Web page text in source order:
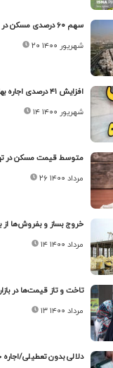
سهم ۶۰ درصدی مسکن در سبد خانوار
۲۰ شهریور ۱۴۰۰
افزایش ۴۱ درصدی اجاره بها در کشور
۱۴ شهریور ۱۴۰۰
متوسط قیمت مسکن در
۲۶ مرداد ۱۴۰۰
خروج بساز و بفروش‌ها از
۱۴ مرداد ۱۴۰۰
تاخت و تاز قیمت‌ها در
۱۳ مرداد ۱۴۰۰
دلالی بدون تعطیلی/اجاره